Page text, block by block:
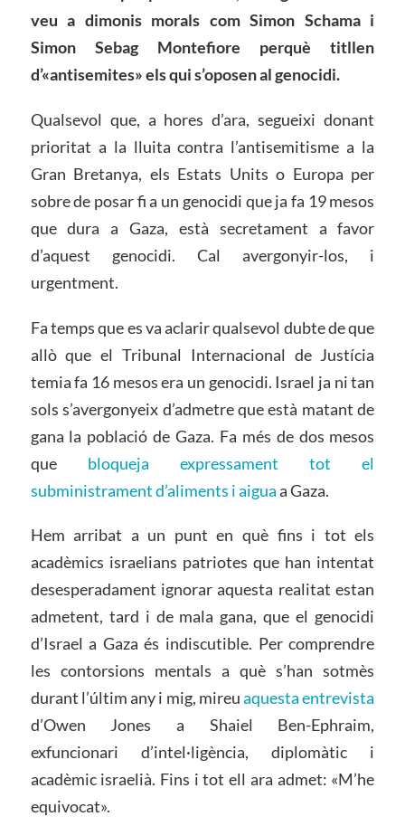
veu a dimonis morals com Simon Schama i
Simon Sebag Montefiore perquè titllen
d’«antisemites» els qui s’oposen al genocidi.
Qualsevol que, a hores d’ara, segueixi donant
prioritat a la lluita contra l’antisemitisme a la
Gran Bretanya, els Estats Units o Europa per
sobre de posar fi a un genocidi que ja fa 19 mesos
que dura a Gaza, està secretament a favor
d’aquest genocidi. Cal avergonyir-los, i
urgentment.
Fa temps que es va aclarir qualsevol dubte de que
allò que el Tribunal Internacional de Justícia
temia fa 16 mesos era un genocidi. Israel ja ni tan
sols s’avergonyeix d’admetre que està matant de
gana la població de Gaza. Fa més de dos mesos
que bloqueja expressament tot el
subministrament d’aliments i aiguaa Gaza.
Hem arribat a un punt en què fins i tot els
acadèmics israelians patriotes que han intentat
desesperadament ignorar aquesta realitat estan
admetent, tard i de mala gana, que el genocidi
d’Israel a Gaza és indiscutible. Per comprendre
les contorsions mentals a què s’han sotmès
durant l’últim any i mig, mireuaquesta entrevista
d’Owen Jones a Shaiel Ben-Ephraim,
exfuncionari d’intel·ligència, diplomàtic i
acadèmic israelià. Fins i tot ell ara admet: «M’he
equivocat».